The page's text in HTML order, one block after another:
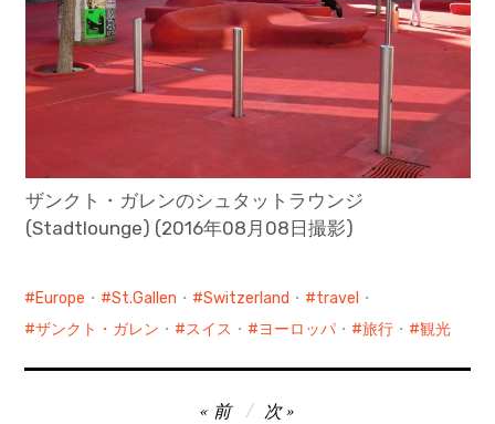
ザンクト・ガレンのシュタットラウンジ
(Stadtlounge) (2016年08月08日撮影)
Europe ・ St.Gallen ・ Switzerland ・ travel ・
ザンクト・ガレン ・ スイス ・ ヨーロッパ ・ 旅行 ・ 観光
前 次